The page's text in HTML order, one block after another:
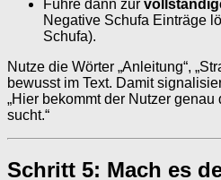
Führe dann zur
Negative Schufa Einträge
Schufa).
Nutze die Wörter „Anleitung“,
bewusst im Text. Damit
„Hier bekommt der Nutzer
sucht.“
Schritt 5: Mach es